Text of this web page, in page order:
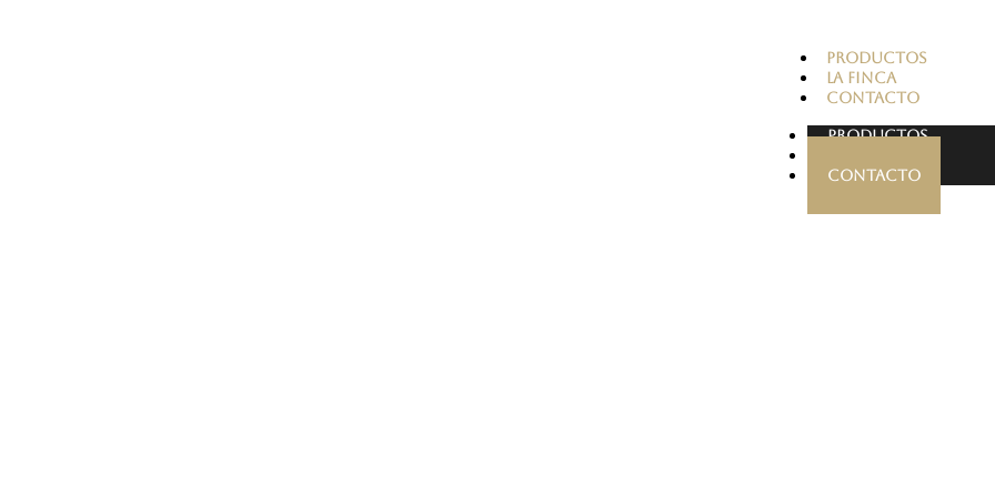
PRODUCTOS
LA FINCA
CONTACTO
PRODUCTOS
CONTACTO